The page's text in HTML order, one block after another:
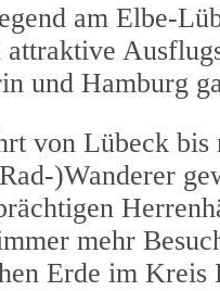
am Elbe-
attraktive
und Hamburg
von Lübeck
)Wanderer
mehr
Erde im